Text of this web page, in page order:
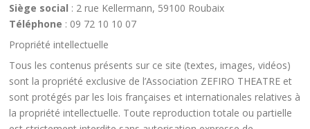
Siège social : 2 rue Kellermann, 59100 Roubaix
Téléphone : 09 72 10 10 07
Propriété intellectuelle
Tous les contenus présents sur ce site (textes, images, vidéos)
sont la propriété exclusive de l’Association ZEFIRO THEATRE et
sont protégés par les lois françaises et internationales relatives à
la propriété intellectuelle. Toute reproduction totale ou partielle